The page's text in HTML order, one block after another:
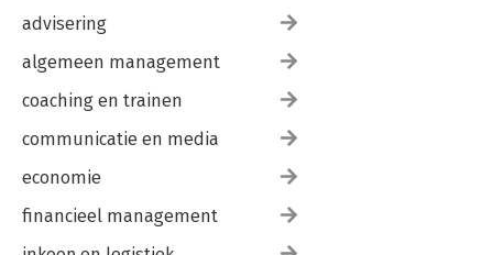
advisering
algemeen management
coaching en trainen
communicatie en media
economie
financieel management